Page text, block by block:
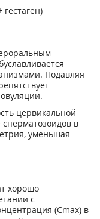
Подавляя
цервикальной
в
уменьшая
хорошо
с
(Сmах) в